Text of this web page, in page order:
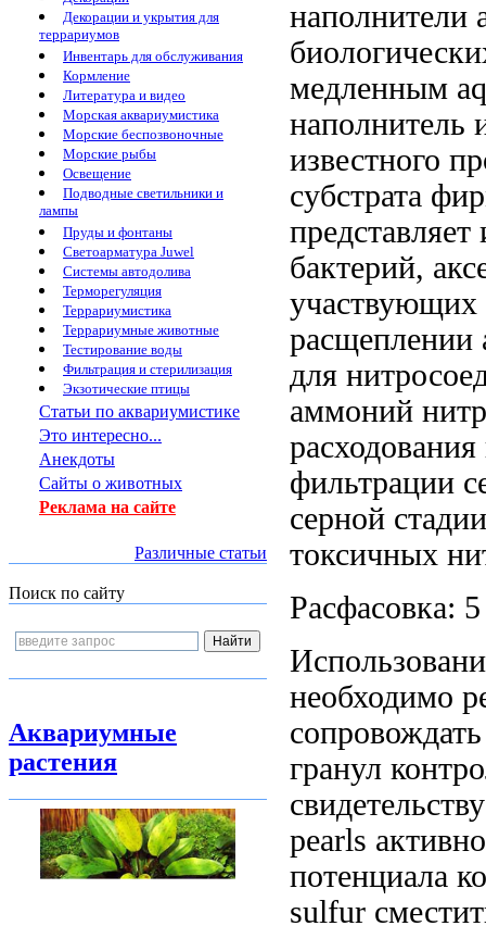
Декорации и укрытия для
террариумов
Инвентарь для обслуживания
Кормление
Литература и видео
Морская аквариумистика
Морские беспозвоночные
Морские рыбы
Освещение
Подводные светильники и
лампы
Пруды и фонтаны
Светоарматура Juwel
Системы автодолива
Терморегуляция
Террариумистика
Террариумные животные
Тестирование воды
Фильтрация и стерилизация
Экзотические птицы
Статьи по аквариумистике
Это интересно...
Анекдоты
Сайты о животных
Реклама на сайте
Различные статьи
Поиск по сайту
Аквариумные
растения
наполнители
медленным
наполнитель
известного
субстрата
представляет
бактерий,
участвующих
расщеплении
для
аммоний
фильтрации
серной
токсичных
Расфасовка:
необходимо
гранул
pearls
потенциала
sulfur